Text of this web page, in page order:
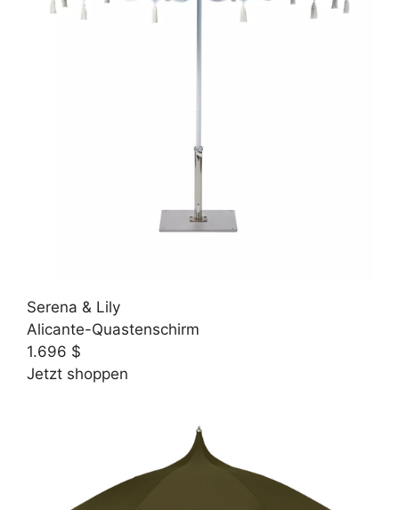
Serena & Lily
Alicante-Quastenschirm
1.696 $
Jetzt shoppen